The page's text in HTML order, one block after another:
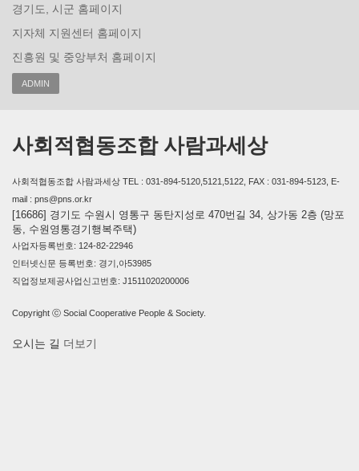
경기도, 시군 홈페이지
지자체 지원센터 홈페이지
진흥원 및 중앙부처 홈페이지
ADMIN
사회적협동조합 사람과세상
사회적협동조합 사람과세상 TEL : 031-894-5120,5121,5122, FAX : 031-894-5123, E-
mail : pns@pns.or.kr
[16686] 경기도 수원시 영통구 동탄지성로 470번길 34, 상가동 2층 (망포
동, 수원영통경기행복주택)
사업자등록번호: 124-82-22946
인터넷신문 등록번호: 경기,아53985
직업정보제공사업신고번호: J1511020200006
Copyright ⓒ Social Cooperative People & Society.
오시는 길 더보기